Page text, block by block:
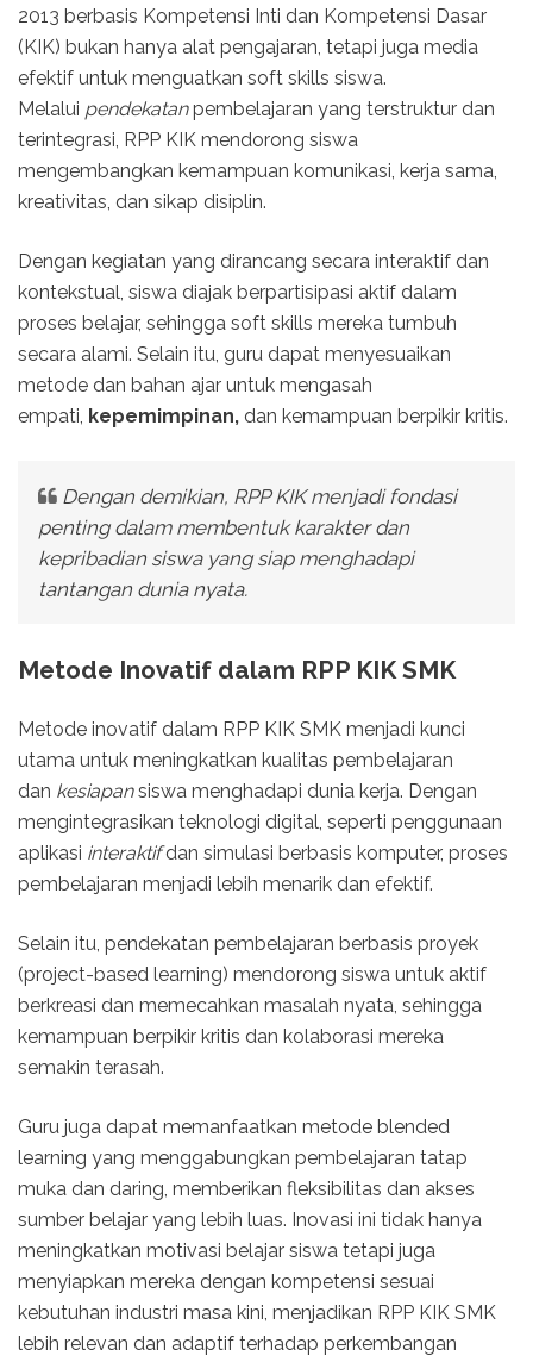
2013 berbasis Kompetensi Inti dan Kompetensi Dasar
(KIK) bukan hanya alat pengajaran, tetapi juga media
efektif untuk menguatkan soft skills siswa.
Melalui pendekatanpembelajaran yang terstruktur dan
terintegrasi, RPP KIK mendorong siswa
mengembangkan kemampuan komunikasi, kerja sama,
kreativitas, dan sikap disiplin.
Dengan kegiatan yang dirancang secara interaktif dan
kontekstual, siswa diajak berpartisipasi aktif dalam
proses belajar, sehingga soft skills mereka tumbuh
secara alami. Selain itu, guru dapat menyesuaikan
metode dan bahan ajar untuk mengasah
empati, kepemimpinan, dan kemampuan berpikir kritis.
Dengan demikian, RPP KIK menjadi fondasi
penting dalam membentuk karakter dan
kepribadian siswa yang siap menghadapi
tantangan dunia nyata.
Metode Inovatif dalam RPP KIK SMK
Metode inovatif dalam RPP KIK SMK menjadi kunci
utama untuk meningkatkan kualitas pembelajaran
dan kesiapansiswa menghadapi dunia kerja. Dengan
mengintegrasikan teknologi digital, seperti penggunaan
aplikasi interaktifdan simulasi berbasis komputer, proses
pembelajaran menjadi lebih menarik dan efektif.
Selain itu, pendekatan pembelajaran berbasis proyek
(project-based learning) mendorong siswa untuk aktif
berkreasi dan memecahkan masalah nyata, sehingga
kemampuan berpikir kritis dan kolaborasi mereka
semakin terasah.
Guru juga dapat memanfaatkan metode blended
learning yang menggabungkan pembelajaran tatap
muka dan daring, memberikan fleksibilitas dan akses
sumber belajar yang lebih luas. Inovasi ini tidak hanya
meningkatkan motivasi belajar siswa tetapi juga
menyiapkan mereka dengan kompetensi sesuai
kebutuhan industri masa kini, menjadikan RPP KIK SMK
lebih relevan dan adaptif terhadap perkembangan